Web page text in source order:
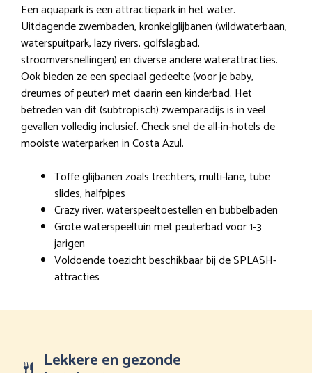
Een aquapark is een attractiepark in het water.
Uitdagende zwembaden, kronkelglijbanen (wildwaterbaan,
waterspuitpark, lazy rivers, golfslagbad,
stroomversnellingen) en diverse andere waterattracties.
Ook bieden ze een speciaal gedeelte (voor je baby,
dreumes of peuter) met daarin een kinderbad. Het
betreden van dit (subtropisch) zwemparadijs is in veel
gevallen volledig inclusief. Check snel de all-in-hotels de
mooiste waterparken in Costa Azul.
Toffe glijbanen zoals trechters, multi-lane, tube
slides, halfpipes
Crazy river, waterspeeltoestellen en bubbelbaden
Grote waterspeeltuin met peuterbad voor 1-3
jarigen
Voldoende toezicht beschikbaar bij de SPLASH-
attracties
Lekkere en gezonde